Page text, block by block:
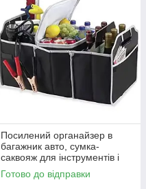
Посилений органайзер в
багажник авто, сумка-
саквояж для інструментів і
речей, чорний кейс для
автомобіля.
Готово до відправки